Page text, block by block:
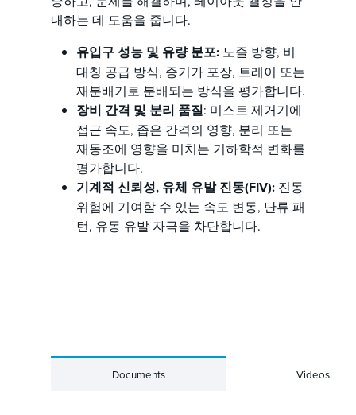
내하는 데 도움을 줍니다.
유입구 성능 및 유량 분포: 노즐 방향, 비
대칭 공급 방식, 증기가 포장, 트레이 또는
재분배기로 분배되는 방식을 평가합니다.
장비 간격 및 분리 품질: 미스트 제거기에
접근 속도, 좁은 간격의 영향, 분리 또는
재동조에 영향을 미치는 기하학적 변화를
평가합니다.
기계적 신뢰성, 유체 유발 진동(FIV): 진동
위험에 기여할 수 있는 속도 변동, 난류 패
턴, 유동 유발 자극을 차단합니다.
Documents Videos